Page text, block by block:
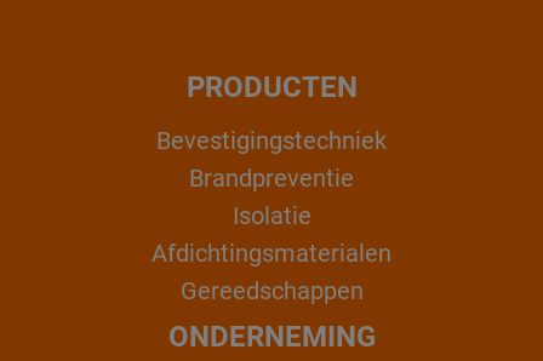
PRODUCTEN
Bevestigingstechniek
Brandpreventie
Isolatie
Afdichtingsmaterialen
Gereedschappen
ONDERNEMING